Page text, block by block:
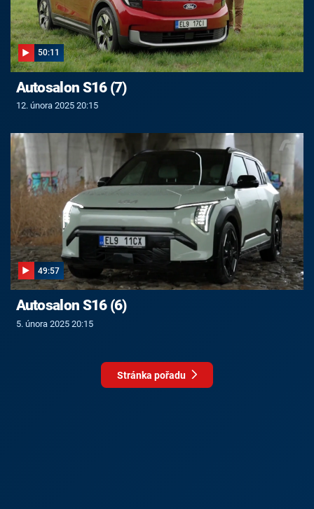
50:11
Autosalon S16 (7)
12. února 2025 20:15
49:57
Autosalon S16 (6)
5. února 2025 20:15
Stránka pořadu